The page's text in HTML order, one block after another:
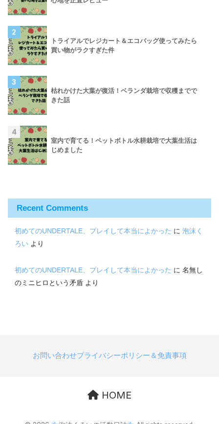
2
トライアルでレジカート＆エコバッグ使ってみたら
買い物がラクすぎた件
3
枯れかけた大葉が復活！ベランダ栽培で収穫までで
きた話
4
室内で育てる！ペットボトル水耕栽培で大葉生活は
じめました
Recent Comments
初めてのUNDERTALE、プレイして本当によかった に 泡沫く
ろい より
初めてのUNDERTALE、プレイして本当によかった に 名無し
のミニヒロという矛盾 より
お問い合わせプライバシーポリシー＆免責事項
HOME